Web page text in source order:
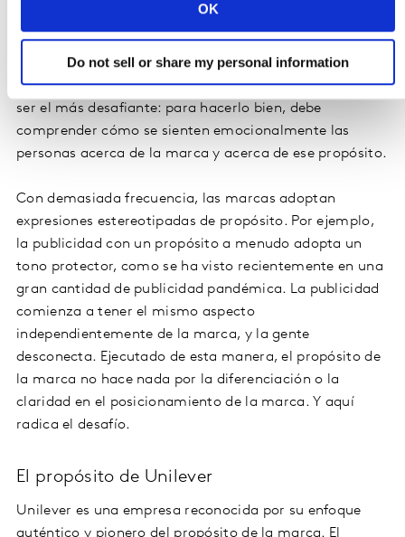
OK
Do not sell or share my personal information
no construirá coherencia de personalidad a esa marca.
Y, obviamente, el reto no está solo en escoger qué
propósito, sino cómo expresarlo: su ejecución y tono,
que encaje con el de la marca. Este último punto suele
ser el más desafiante: para hacerlo bien, debe
comprender cómo se sienten emocionalmente las
personas acerca de la marca y acerca de ese propósito.
Con demasiada frecuencia, las marcas adoptan
expresiones estereotipadas de propósito. Por ejemplo,
la publicidad con un propósito a menudo adopta un
tono protector, como se ha visto recientemente en una
gran cantidad de publicidad pandémica. La publicidad
comienza a tener el mismo aspecto
independientemente de la marca, y la gente
desconecta. Ejecutado de esta manera, el propósito de
la marca no hace nada por la diferenciación o la
claridad en el posicionamiento de la marca. Y aquí
radica el desafío.
El propósito de Unilever
Unilever es una empresa reconocida por su enfoque
auténtico y pionero del propósito de la marca. El